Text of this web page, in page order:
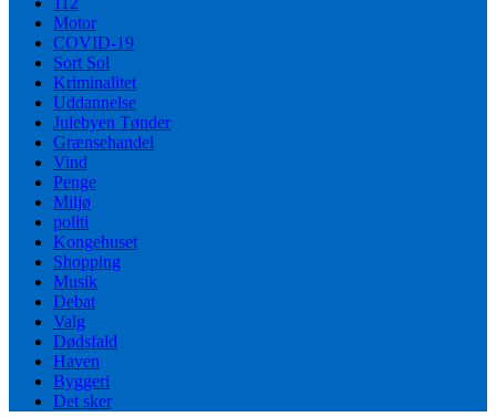
Motor
COVID-19
Sort Sol
Kriminalitet
Uddannelse
Julebyen Tønder
Grænsehandel
Vind
Penge
Miljø
politi
Kongehuset
Shopping
Musik
Debat
Valg
Dødsfald
Haven
Byggeri
Det sker